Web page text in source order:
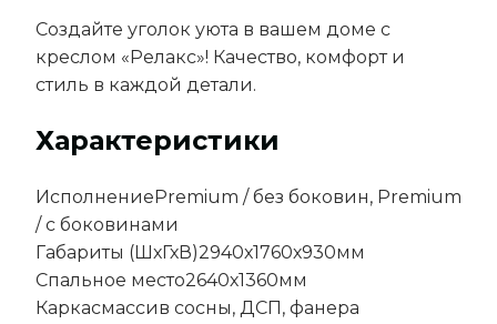
Создайте уголок уюта в вашем доме с
креслом «Релакс»! Качество, комфорт и
стиль в каждой детали.
Характеристики
ИсполнениеPremium / без боковин, Premium
/ с боковинами
Габариты (ШхГхВ)2940х1760х930мм
Спальное место2640х1360мм
Каркасмассив сосны, ДСП, фанера